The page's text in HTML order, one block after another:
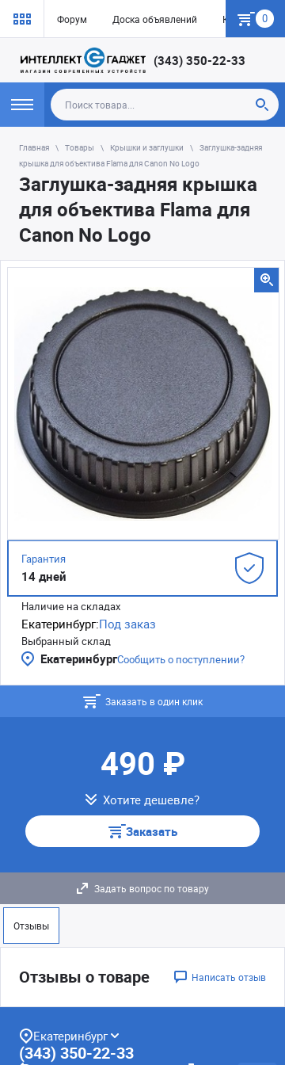
Форум Доска объявлений Как купить
0
(343) 350-22-33
Главная Товары Крышки и заглушки
Заглушка-задняя
крышка для объектива Flama для Canon No Logo
Заглушка-задняя крышка
для объектива Flama для
Canon No Logo
Гарантия
14 дней
Наличие на складах
Екатеринбург:Под заказ
Выбранный склад
ЕкатеринбургСообщить о поступлении?
Заказать в один клик
490 ₽
Хотите дешевле?
Заказать
Задать вопрос по товару
Отзывы
Отзывы о товаре Написать отзыв
Екатеринбург
(343) 350-22-33